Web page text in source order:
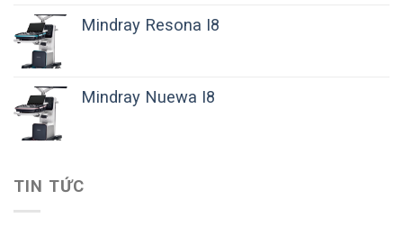
Mindray Resona I8
Mindray Nuewa I8
TIN TỨC